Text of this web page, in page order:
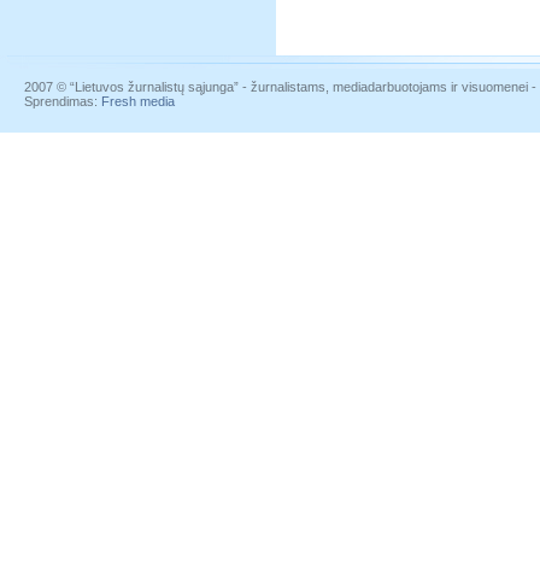
2007 © “Lietuvos žurnalistų sąjunga” - žurnalistams, mediadarbuotojams ir visuomenei
Sprendimas: Fresh media